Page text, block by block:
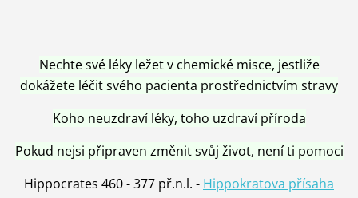
Nechte své léky ležet v chemické misce, jestliže
dokážete léčit svého pacienta prostřednictvím stravy
Koho neuzdraví léky, toho uzdraví příroda
Pokud nejsi připraven změnit svůj život, není ti pomoci
Hippocrates 460 - 377 př.n.l. - Hippokratova přísaha